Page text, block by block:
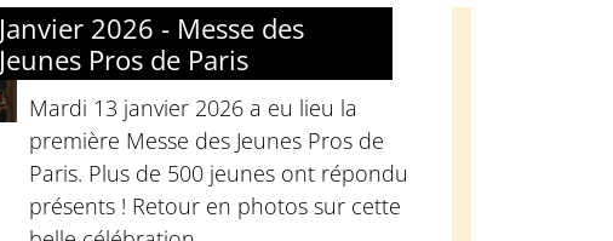
Janvier 2026 - Messe des
Jeunes Pros de Paris
Mardi 13 janvier 2026 a eu lieu la
première Messe des Jeunes Pros de
Paris. Plus de 500 jeunes ont répondu
présents ! Retour en photos sur cette